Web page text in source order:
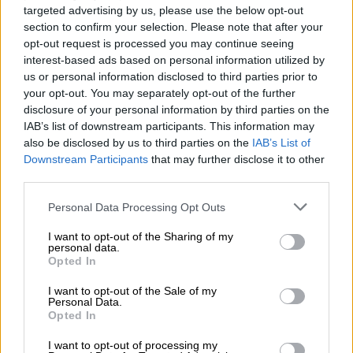
targeted advertising by us, please use the below opt-out
section to confirm your selection. Please note that after your
opt-out request is processed you may continue seeing
interest-based ads based on personal information utilized by
us or personal information disclosed to third parties prior to
your opt-out. You may separately opt-out of the further
disclosure of your personal information by third parties on the
IAB’s list of downstream participants. This information may
also be disclosed by us to third parties on the IAB’s List of
Downstream Participants that may further disclose it to other
Personal Data Processing Opt Outs
I want to opt-out of the Sharing of my
personal data.
Opted In
I want to opt-out of the Sale of my
Personal Data.
Opted In
I want to opt-out of processing my
05.08.2026 - 10:19
WWF: Περισσότερα από 180.000 στρέμματα καμένων
δασικών εκτάσεων στην Ελλάδα σε λίγες μόλις μέρες
05.08.2026 - 09:45
Η Ελλάδα που αντιστέκεται και επιμένει να μην ασφαλίζεται!
05.08.2026 - 09:20
Καλοκαιρινό ταξίδι: Οι 8 συμβουλές που αξίζει να δώσει κάθε
05.08.2026 - 08:51
πιστωτική επέκταση των ελληνικών τραπεζών, το «πάρτι»
στις αγορές, οι «κρυμμένες» αξίες της ΓΕΚ ΤΕΡΝΑ
05.08.2026 - 08:37
Ιωάννης Μπολέτης – ΩΝΑΣΕΙΟ
04.08.2026 - 15:33